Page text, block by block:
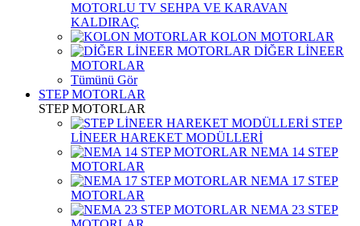
MOTORLU TV SEHPA VE KARAVAN
KALDIRAÇ
KOLON MOTORLAR
DİĞER LİNEER
MOTORLAR
Tümünü Gör
STEP MOTORLAR
STEP MOTORLAR
STEP
LİNEER HAREKET MODÜLLERİ
NEMA 14 STEP
MOTORLAR
NEMA 17 STEP
MOTORLAR
NEMA 23 STEP